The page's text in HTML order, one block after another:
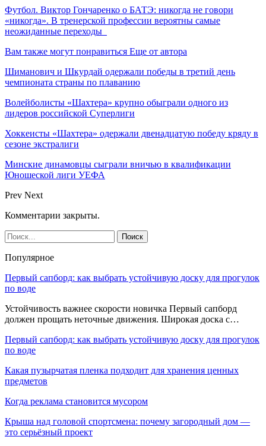
Футбол. Виктор Гончаренко о БАТЭ: никогда не говори
«никогда». В тренерской профессии вероятны самые
неожиданные переходы
Вам также могут понравиться Еще от автора
Шиманович и Шкурдай одержали победы в третий день
чемпионата страны по плаванию
Волейболисты «Шахтера» крупно обыграли одного из
лидеров российской Суперлиги
Хоккеисты «Шахтера» одержали двенадцатую победу кряду в
сезоне экстралиги
Минские динамовцы сыграли вничью в квалификации
Юношеской лиги УЕФА
Prev Next
Комментарии закрыты.
Популярное
Первый сапборд: как выбрать устойчивую доску для прогулок
по воде
Устойчивость важнее скорости новичка Первый сапборд
должен прощать неточные движения. Широкая доска с…
Первый сапборд: как выбрать устойчивую доску для прогулок
по воде
Какая пузырчатая пленка подходит для хранения ценных
предметов
Когда реклама становится мусором
Крыша над головой спортсмена: почему загородный дом —
это серьёзный проект